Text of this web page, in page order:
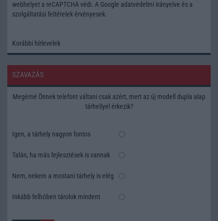
webhelyet a reCAPTCHA védi. A Google adatvédelmi irányelve és a
szolgáltatási feltételek érvényesek.
Korábbi hírlevelek
SZAVAZÁS
Megérné Önnek telefont váltani csak azért, mert az új modell dupla alap
tárhellyel érkezik?
Igen, a tárhely nagyon fontos
Talán, ha más fejlesztések is vannak
Nem, nekem a mostani tárhely is elég
Inkább felhőben tárolok mindent